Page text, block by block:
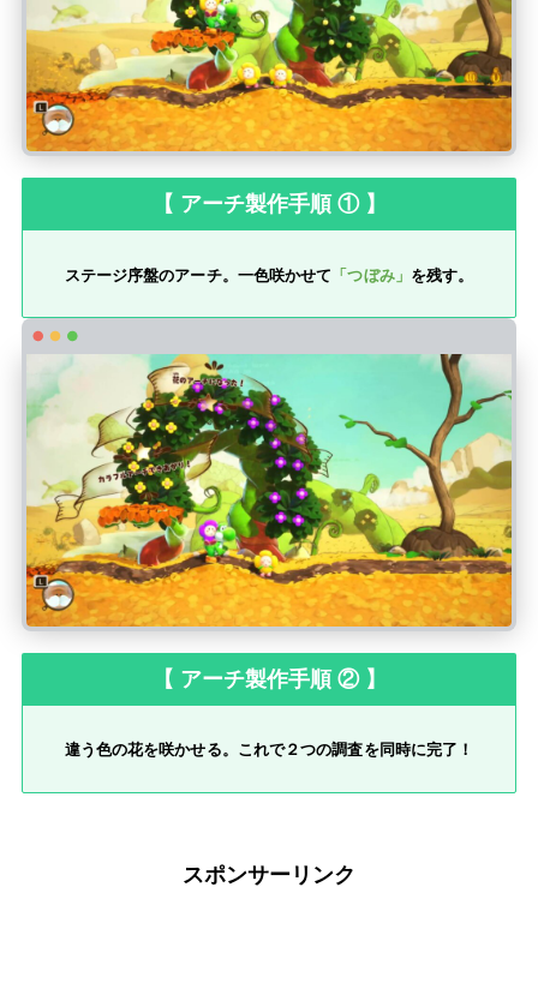
【 アーチ製作手順 ① 】
ステージ序盤のアーチ。一色咲かせて 「つぼみ」 を残す。
【 アーチ製作手順 ② 】
違う色の花を咲かせる。これで２つの調査を同時に完了！
スポンサーリンク